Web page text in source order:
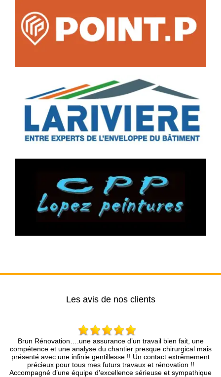
Les avis de nos clients
assurance d’un travail bien fait, une
et une analyse du chantier presque chirurgical mais
une infinie gentillesse !! Un contact extrêmement
pour tous mes futurs travaux et rénovation !!
d’une équipe d’excellence sérieuse et sympathique
Mr Brun et son
Nous sommes